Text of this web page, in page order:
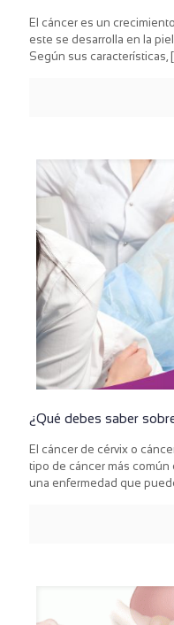
El cáncer es un
este se desarrolla en la
Según sus características,
¿Qué debes saber
El cáncer de cérvix o
tipo de cáncer más común
una enfermedad que